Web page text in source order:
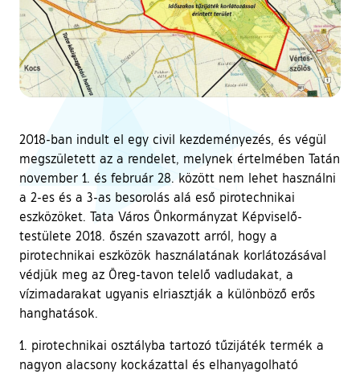
2018-ban indult el egy civil kezdeményezés, és végül
megszületett az a rendelet, melynek értelmében Tatán
november 1. és február 28. között nem lehet használni
a 2-es és a 3-as besorolás alá eső pirotechnikai
eszközöket. Tata Város Önkormányzat Képviselő-
testülete 2018. őszén szavazott arról, hogy a
pirotechnikai eszközök használatának korlátozásával
védjük meg az Öreg-tavon telelő vadludakat, a
vízimadarakat ugyanis elriasztják a különböző erős
hanghatások.
1. pirotechnikai osztályba tartozó tűzijáték termék a
nagyon alacsony kockázattal és elhanyagolható